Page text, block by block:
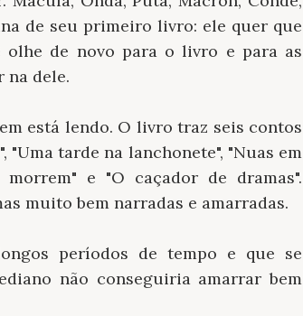
de seu primeiro livro: ele quer que
olhe de novo para o livro e para as
na dele.
está lendo. O livro traz seis contos
"Uma tarde na lanchonete", "Nuas em
e "O caçador de dramas".
muito bem narradas e amarradas.
períodos de tempo e que se
não conseguiria amarrar bem